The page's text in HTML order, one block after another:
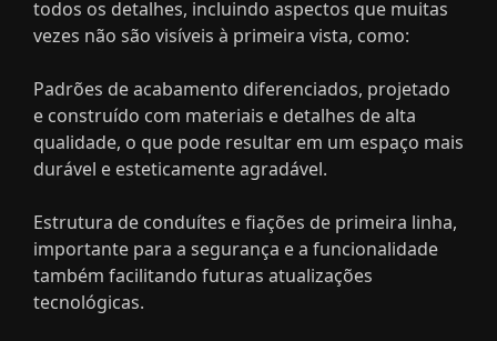
todos os detalhes, incluindo aspectos que muitas
vezes não são visíveis à primeira vista, como:
Padrões de acabamento diferenciados, projetado
e construído com materiais e detalhes de alta
qualidade, o que pode resultar em um espaço mais
durável e esteticamente agradável.
Estrutura de conduítes e fiações de primeira linha,
importante para a segurança e a funcionalidade
também facilitando futuras atualizações
tecnológicas.